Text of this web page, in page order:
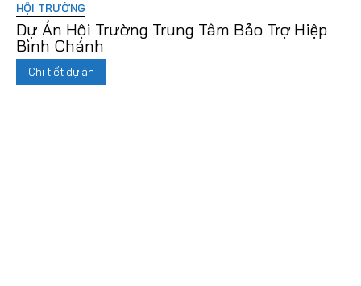
HỘI TRƯỜNG
Dự Án Hội Trường Trung Tâm Bảo Trợ Hiệp
Bình Chánh
Chi tiết dự án